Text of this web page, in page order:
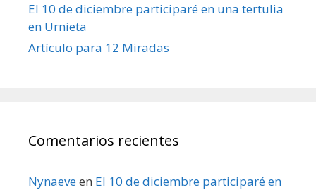
El 10 de diciembre participaré en una tertulia
en Urnieta
Artículo para 12 Miradas
Comentarios recientes
Nynaeveen El 10 de diciembre participaré en